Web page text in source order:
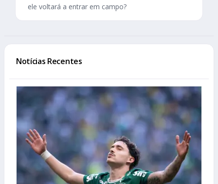
ele voltará a entrar em campo?
Notícias Recentes